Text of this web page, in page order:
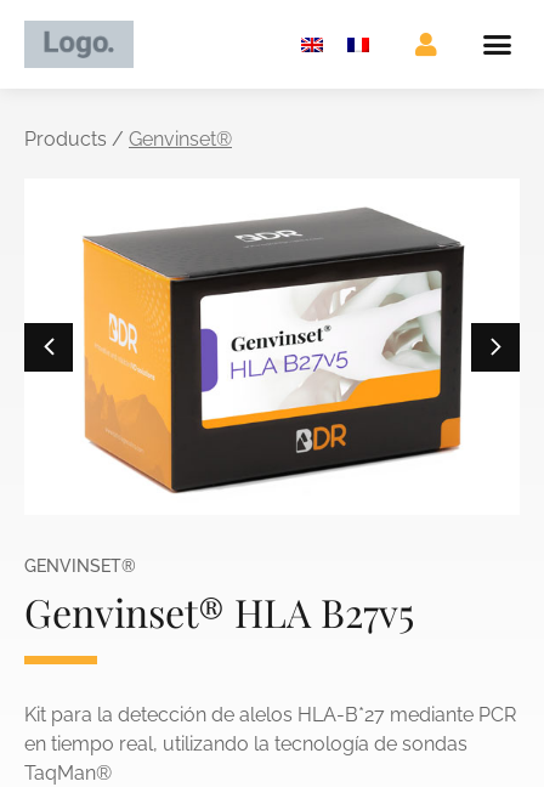
Products / Genvinset®
GENVINSET®
Genvinset® HLA B27v5
Kit para la detección de alelos HLA-B*27 mediante PCR
en tiempo real, utilizando la tecnología de sondas
TaqMan®